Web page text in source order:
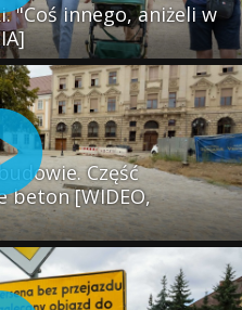
"Coś innego, aniżeli w
Część
beton [WIDEO,